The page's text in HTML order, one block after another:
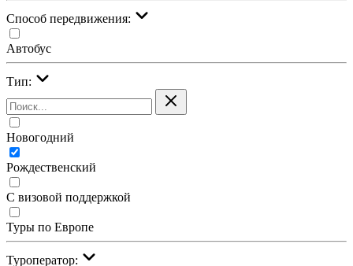
Cпособ передвижения:
Автобус
Тип:
Новогодний
Рождественский
С визовой поддержкой
Туры по Европе
Туроператор: